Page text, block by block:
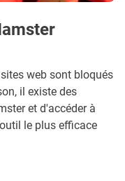
web sont bloqués
il existe des
et d'accéder à
le plus efficace